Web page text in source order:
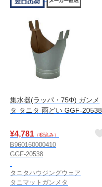
集水器(ラッパ・75Φ) ガンメ
タ タニタ 雨どい GGF-20538
¥4,781 （税込み）
B960160000410
GGF-20538
-
タニタハウジングウェア
タニマットガンメタ